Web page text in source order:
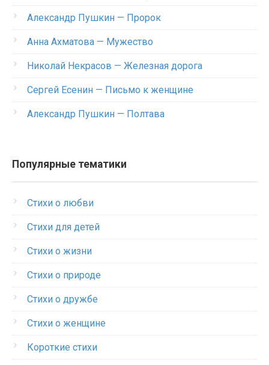
Александр Пушкин — Пророк
Анна Ахматова — Мужество
Николай Некрасов — Железная дорога
Сергей Есенин — Письмо к женщине
Александр Пушкин — Полтава
Популярные тематики
Стихи о любви
Стихи для детей
Стихи о жизни
Стихи о природе
Стихи о дружбе
Стихи о женщине
Короткие стихи